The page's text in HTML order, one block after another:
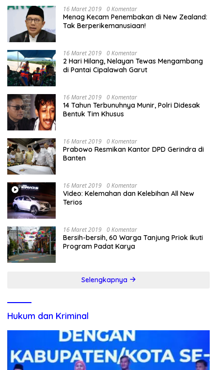
16 Maret 2019 0 Komentar
Menag Kecam Penembakan di New Zealand:
Tak Berperikemanusiaan!
16 Maret 2019 0 Komentar
2 Hari Hilang, Nelayan Tewas Mengambang
di Pantai Cipalawah Garut
16 Maret 2019 0 Komentar
14 Tahun Terbunuhnya Munir, Polri Didesak
Bentuk Tim Khusus
16 Maret 2019 0 Komentar
Prabowo Resmikan Kantor DPD Gerindra di
Banten
16 Maret 2019 0 Komentar
Video: Kelemahan dan Kelebihan All New
Terios
16 Maret 2019 0 Komentar
Bersih-bersih, 60 Warga Tanjung Priok Ikuti
Program Padat Karya
Selengkapnya
Hukum dan Kriminal